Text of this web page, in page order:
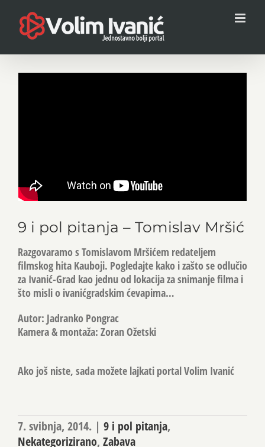
content
9 i pol pitanja – Tomislav Mršić
Razgovaramo s Tomislavom Mršićem redateljem
filmskog hita Kauboji. Pogledajte kako i zašto se odlučio
za Ivanić-Grad kao jednu od lokacija za snimanje filma i
što misli o ivanićgradskim ćevapima…
Autor: Jadranko Pongrac
Kamera & montaža: Zoran Ožetski
Ako još niste, sada možete lajkati portal Volim Ivanić
7. svibnja, 2014. | 9 i pol pitanja,
Nekategorizirano, Zabava